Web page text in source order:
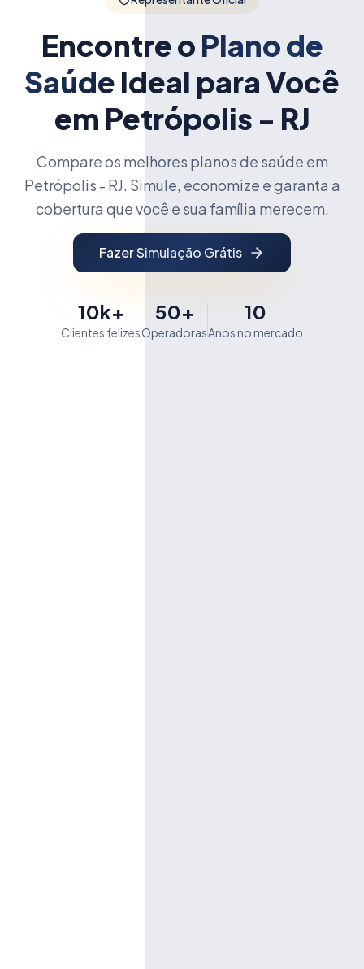
Encontre o Plano de
Saúde Ideal para Você
em Petrópolis - RJ
Compare os melhores planos de saúde em
Petrópolis - RJ. Simule, economize e garanta a
cobertura que você e sua família merecem.
Fazer Simulação Grátis
10k+
Clientes felizes
50+
Operadoras
10
Anos no mercado